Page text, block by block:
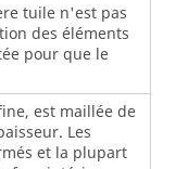
tuile n'est pas
des éléments
pour que le
est maillée de
Les
et la plupart